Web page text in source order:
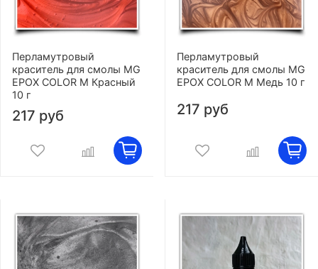
Перламутровый
краситель для смолы MG
EPOX COLOR M Красный
10 г
217 руб
Перламутровый
краситель для смолы MG
EPOX COLOR M Медь 10 г
217 руб